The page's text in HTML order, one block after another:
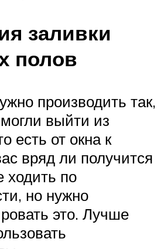
заливки
полов
производить так,
выйти из
есть от окна к
вряд ли получится
ходить по
но нужно
это. Лучше